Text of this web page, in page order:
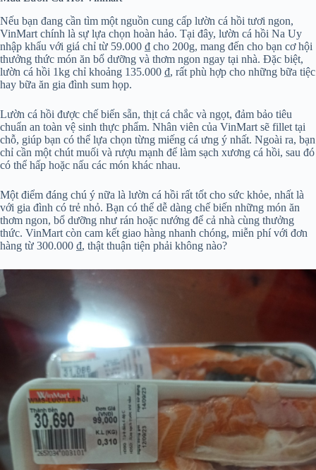
Nếu bạn đang cần tìm một nguồn cung cấp lườn cá hồi tươi ngon,
VinMart chính là sự lựa chọn hoàn hảo. Tại đây, lườn cá hồi Na Uy
nhập khẩu với giá chỉ từ 59.000 ₫ cho 200g, mang đến cho bạn cơ hội
thưởng thức món ăn bổ dưỡng và thơm ngon ngay tại nhà. Đặc biệt,
lườn cá hồi 1kg chỉ khoảng 135.000 ₫, rất phù hợp cho những bữa tiệc
hay bữa ăn gia đình sum họp.
Lườn cá hồi được chế biến sẵn, thịt cá chắc và ngọt, đảm bảo tiêu
chuẩn an toàn vệ sinh thực phẩm. Nhân viên của VinMart sẽ fillet tại
chỗ, giúp bạn có thể lựa chọn từng miếng cá ưng ý nhất. Ngoài ra, bạn
chỉ cần một chút muối và rượu mạnh để làm sạch xương cá hồi, sau đó
có thể hấp hoặc nấu các món khác nhau.
Một điểm đáng chú ý nữa là lườn cá hồi rất tốt cho sức khỏe, nhất là
với gia đình có trẻ nhỏ. Bạn có thể dễ dàng chế biến những món ăn
thơm ngon, bổ dưỡng như rán hoặc nướng để cả nhà cùng thưởng
thức. VinMart còn cam kết giao hàng nhanh chóng, miễn phí với đơn
hàng từ 300.000 ₫, thật thuận tiện phải không nào?